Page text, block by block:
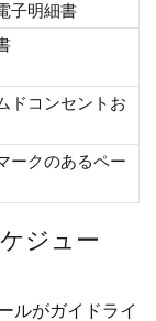
子明細書
ドコンセントお
ークのあるペー
ジュー
ルがガイドライ